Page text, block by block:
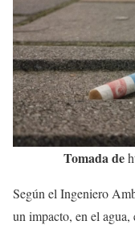
Tomada de
Según el Ingeniero
un impacto, en el